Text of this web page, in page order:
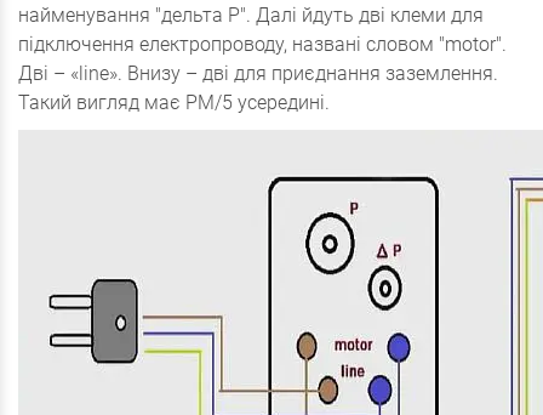
найменування "дельта P". Далі йдуть дві клеми для
підключення електропроводу, названі словом "motor".
Дві – «line». Внизу – дві для приєднання заземлення.
Такий вигляд має PM/5 усередині.